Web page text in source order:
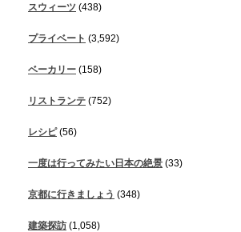
スウィーツ (438)
プライベート (3,592)
ベーカリー (158)
リストランテ (752)
レシピ(56)
一度は行ってみたい日本の絶景 (33)
京都に行きましょう (348)
建築探訪 (1,058)